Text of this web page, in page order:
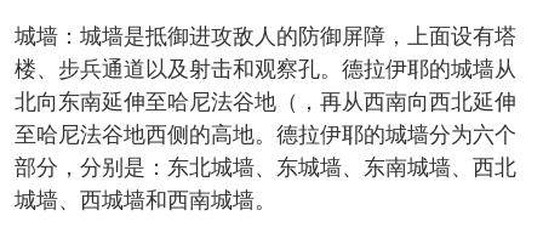
城墙：城墙是抵御进攻敌人的防御屏障，上面设有塔
楼、步兵通道以及射击和观察孔。德拉伊耶的城墙从
北向东南延伸至哈尼法谷地（，再从西南向西北延伸
至哈尼法谷地西侧的高地。德拉伊耶的城墙分为六个
部分，分别是：东北城墙、东城墙、东南城墙、西北
城墙、西城墙和西南城墙。